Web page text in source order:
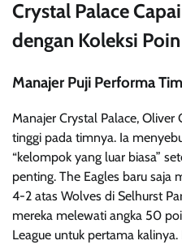
Crystal Palace
dengan Koleksi
Manajer Puji Performa Tim
Manajer Crystal Palace, Oliver
tinggi pada timnya. Ia
“kelompok yang luar biasa”
penting. The Eagles baru saja
4-2 atas Wolves di Selhurst
mereka melewati angka 50
League untuk pertama